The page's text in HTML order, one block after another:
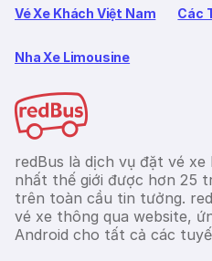
Vé Xe Khách Việt Nam Các
Nha Xe Limousine
redBus là dịch vụ đặt vé
nhất thế giới được hơn 25
trên toàn cầu tin tưởng.
vé xe thông qua website,
Android cho tất cả các